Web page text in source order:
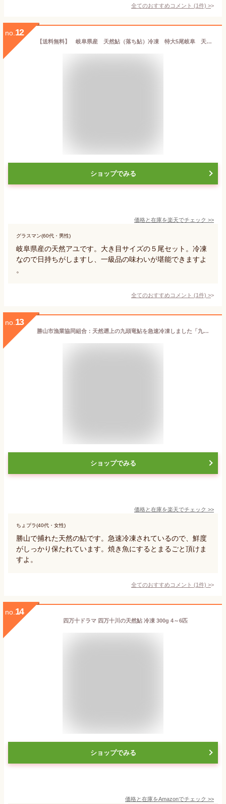
全てのおすすめコメント (1件) >
no. 12
【送料無料】 岐阜県産 天然鮎（落ち鮎）冷凍 特大5尾岐阜 天然鮎 天鮎 鮎 あゆ 天然 長良川 極上 一級品
ショップでみる
価格と在庫を楽天でチェック >>
グラスマン(60代・男性)
岐阜県産の天然アユです。大き目サイズの５尾セット。冷凍
なので日持ちがしますし、一級品の味わいが堪能できますよ
。
全てのおすすめコメント (1件) >
no. 13
勝山市漁業協同組合：天然遡上の九頭竜鮎を急速冷凍しました「九頭竜川勝山あゆ」(クール冷凍便)
ショップでみる
価格と在庫を楽天でチェック >>
ちょプラ(40代・女性)
勝山で捕れた天然の鮎です。急速冷凍されているので、鮮度
がしっかり保たれています。焼き魚にするとまるごと頂けま
すよ。
全てのおすすめコメント (1件) >
no. 14
四万十ドラマ 四万十川の天然鮎 冷凍 300g 4～6匹
ショップでみる
価格と在庫をAmazonでチェック >>